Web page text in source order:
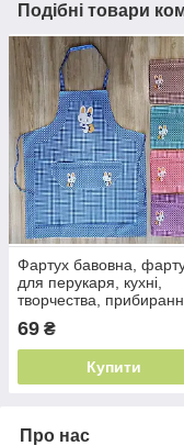
Подібні товари
Фартух бавовна,
для перукаря, кухні,
творчества,
69 ₴
Купити
Про нас